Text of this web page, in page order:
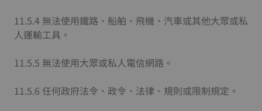
11.5.4 無法使用鐵路、船舶、飛機、汽車或其他大眾或私
人運輸工具。
11.5.5 無法使用大眾或私人電信網路。
11.5.6 任何政府法令、政令、法律、規則或限制規定。